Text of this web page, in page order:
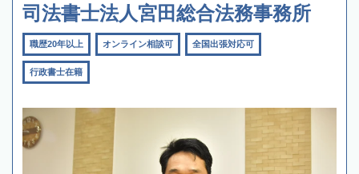
司法書士法人宮田総合法務事務所
職歴20年以上 オンライン相談可 全国出張対応可
行政書士在籍